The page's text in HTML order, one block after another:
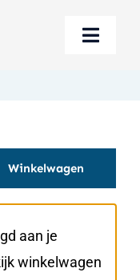
Toggle
Winkelwagen
aan je
winkelwagen